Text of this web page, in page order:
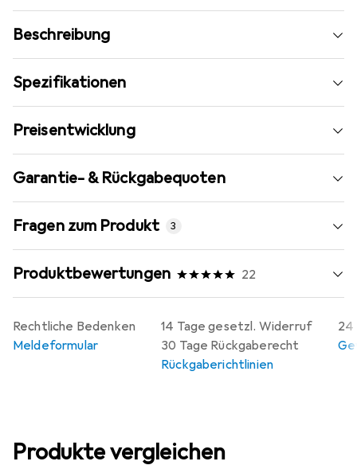
Beschreibung
Spezifikationen
Preisentwicklung
Garantie- & Rückgabequoten
Fragen zum Produkt 3
Produktbewertungen 22
14 Tage gesetzl. Widerruf
30 Tage Rückgaberecht
Rückgaberichtlinien
24
Rechtliche Bedenken
Meldeformular
Produkte vergleichen